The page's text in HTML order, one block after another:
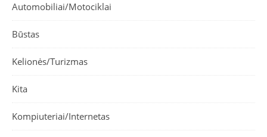
Automobiliai/Motociklai
Būstas
Kelionės/Turizmas
Kita
Kompiuteriai/Internetas